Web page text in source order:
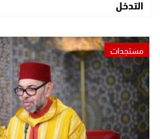
التدخل
مستجدات